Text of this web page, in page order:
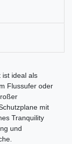
ist ideal als
Flussufer oder
mit
Tranquility
und